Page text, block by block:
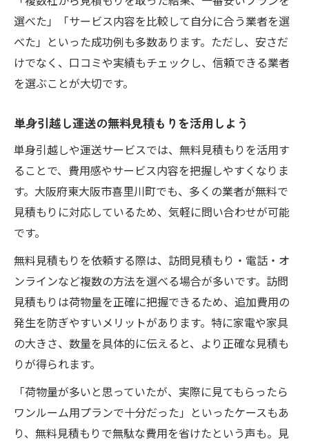
選べた」「サービス内容を比較して自分に合う業者を選
べた」といった成功例も多数あります。ただし、安さだ
けでなく、口コミや実績もチェックし、信頼できる業者
を選ぶことが大切です。
単身引越し運送の無料見積もりを活用しよう
単身引越しや運送サービスでは、無料見積もりを活用す
ることで、費用感やサービス内容を把握しやすくなりま
す。大阪府東大阪市喜里川町でも、多くの業者が無料で
見積もりに対応しているため、気軽に問い合わせが可能
です。
無料見積もりを依頼する際は、訪問見積もり・電話・オ
ンラインなど複数の方法を選べる場合が多いです。訪問
見積もりは荷物量を正確に把握できるため、追加費用の
発生を防ぎやすいメリットがあります。特に家電や家具
の大きさ、数量を具体的に伝えると、より正確な見積も
りが得られます。
「荷物量が多いと思っていたが、実際に見てもらったら
ワンルーム用プランで十分だった」といったケースもあ
り、無料見積もりで無駄な費用を省けたという声も。見